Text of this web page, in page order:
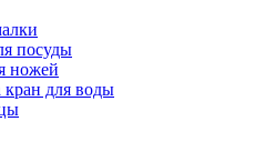
посуды
ножей
для воды